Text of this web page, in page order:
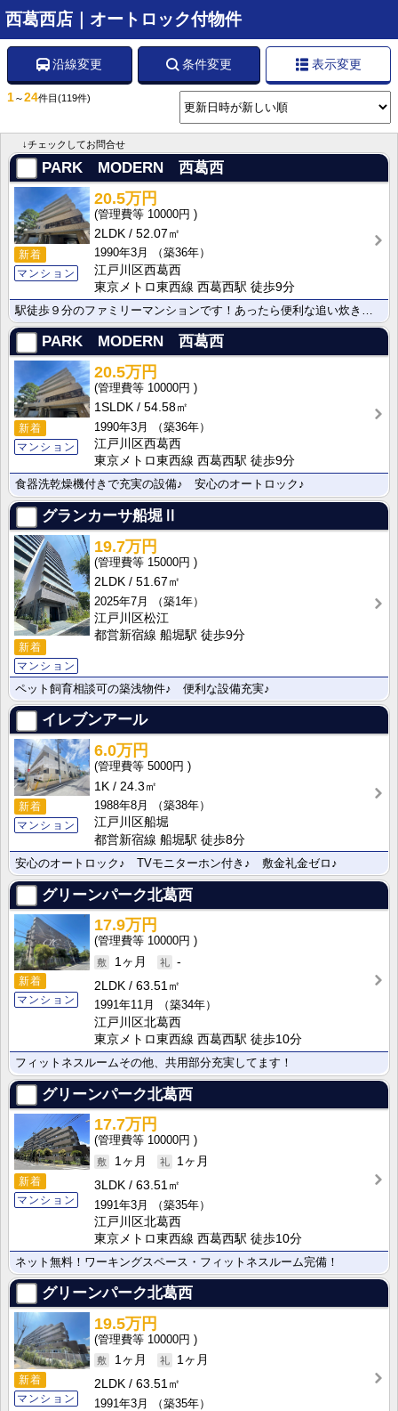
西葛西店｜オートロック付物件
沿線変更 条件変更 表示変更
1～24件目 (119件)
↓チェックしてお問合せ
PARK MODERN 西葛西
新着
マンション
20.5万円
10000円
2LDK
52.07㎡
1990年3月
（築36年）
江戸川区西葛西
東京メトロ東西線 西葛西駅 徒歩9分
駅徒歩９分のファミリーマンションです！あったら便利な追い炊き機能付き！
PARK MODERN 西葛西
新着
マンション
20.5万円
10000円
1SLDK
54.58㎡
1990年3月
（築36年）
江戸川区西葛西
東京メトロ東西線 西葛西駅 徒歩9分
食器洗乾燥機付きで充実の設備♪ 安心のオートロック♪
グランカーサ船堀Ⅱ
新着
マンション
19.7万円
15000円
2LDK
51.67㎡
2025年7月
（築1年）
江戸川区松江
都営新宿線 船堀駅 徒歩9分
ペット飼育相談可の築浅物件♪ 便利な設備充実♪
イレブンアール
新着
マンション
6.0万円
5000円
1K
24.3㎡
1988年8月
（築38年）
江戸川区船堀
都営新宿線 船堀駅 徒歩8分
安心のオートロック♪ TVモニターホン付き♪ 敷金礼金ゼロ♪
グリーンパーク北葛西
新着
マンション
17.9万円
10000円
1ヶ月
-
2LDK
63.51㎡
1991年11月
（築34年）
江戸川区北葛西
東京メトロ東西線 西葛西駅 徒歩10分
フィットネスルームその他、共用部分充実してます！
グリーンパーク北葛西
新着
マンション
17.7万円
10000円
1ヶ月
1ヶ月
3LDK
63.51㎡
1991年3月
（築35年）
江戸川区北葛西
東京メトロ東西線 西葛西駅 徒歩10分
ネット無料！ワーキングスペース・フィットネスルーム完備！
グリーンパーク北葛西
新着
マンション
19.5万円
10000円
1ヶ月
1ヶ月
2LDK
63.51㎡
1991年3月
（築35年）